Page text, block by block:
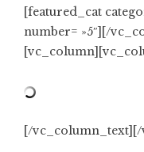
[featured_cat
number= »5″][/
[/